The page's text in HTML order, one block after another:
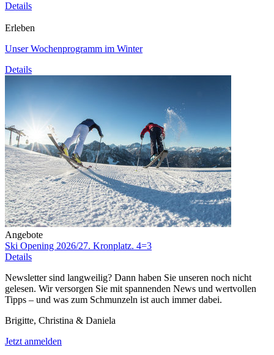
Details
Erleben
Unser Wochenprogramm im Winter
Details
Angebote
Ski Opening 2026/27. Kronplatz. 4=3
Details
Newsletter sind langweilig? Dann haben Sie unseren noch nicht
gelesen. Wir versorgen Sie mit spannenden News und wertvollen
Tipps – und was zum Schmunzeln ist auch immer dabei.
Brigitte, Christina & Daniela
Jetzt anmelden